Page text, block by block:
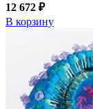
12 672 ₽
В корзину